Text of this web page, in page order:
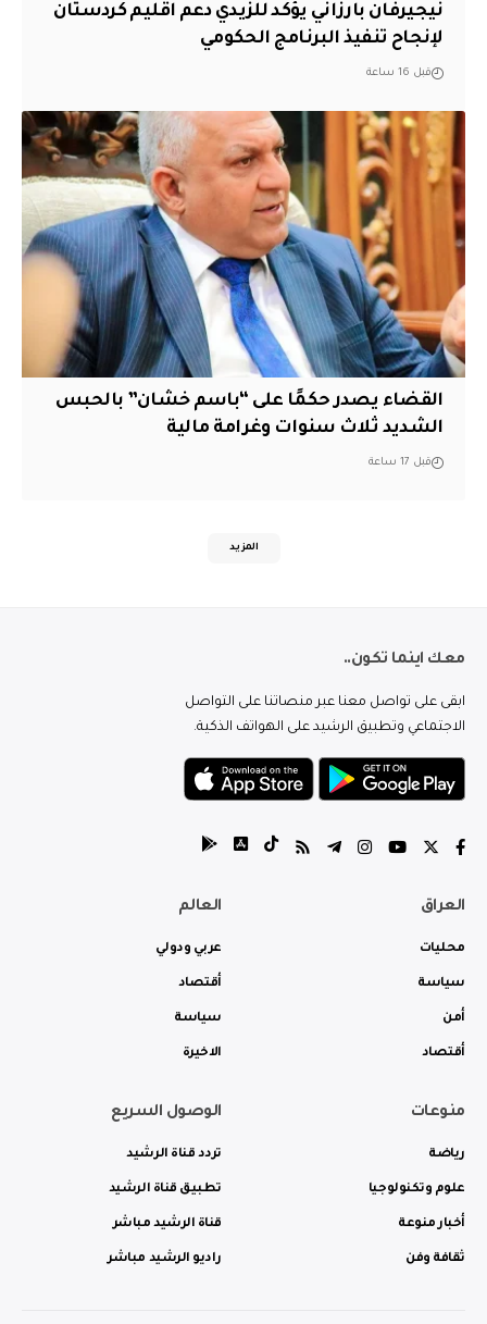
نيجيرفان بارزاني يؤكد للزيدي دعم اقليم ‏كردستان
لإنجاح تنفيذ البرنامج الحكومي
قبل 16 ساعة
القضاء يصدر حكمًا على “باسم خشان” بالحبس
الشديد ثلاث سنوات وغرامة مالية
قبل 17 ساعة
المزيد
معك اينما تكون..
ابقى على تواصل معنا عبر منصاتنا على التواصل
الاجتماعي وتطبيق الرشيد على الهواتف الذكية.
العراق
محليات
سياسة
أمن
أقتصاد
العالم
عربي ودولي
أقتصاد
سياسة
الاخيرة
منوعات
رياضة
علوم وتكنولوجيا
أخبار منوعة
ثقافة وفن
الوصول السريع
تردد قناة الرشيد
تطبيق قناة الرشيد
قناة الرشيد مباشر
راديو الرشيد مباشر